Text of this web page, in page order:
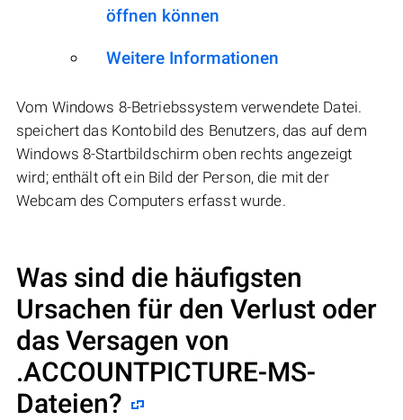
öffnen können
Weitere Informationen
Vom Windows 8-Betriebssystem verwendete Datei.
speichert das Kontobild des Benutzers, das auf dem
Windows 8-Startbildschirm oben rechts angezeigt
wird; enthält oft ein Bild der Person, die mit der
Webcam des Computers erfasst wurde.
Was sind die häufigsten
Ursachen für den Verlust oder
das Versagen von
.ACCOUNTPICTURE-MS-
Dateien?